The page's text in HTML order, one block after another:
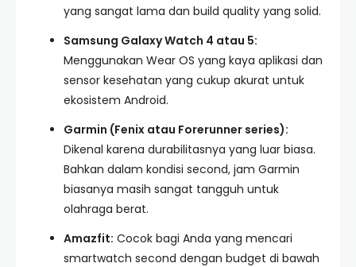
yang sangat lama dan build quality yang solid.
Samsung Galaxy Watch 4 atau 5:
Menggunakan Wear OS yang kaya aplikasi dan
sensor kesehatan yang cukup akurat untuk
ekosistem Android.
Garmin (Fenix atau Forerunner series):
Dikenal karena durabilitasnya yang luar biasa.
Bahkan dalam kondisi second, jam Garmin
biasanya masih sangat tangguh untuk
olahraga berat.
Amazfit: Cocok bagi Anda yang mencari
smartwatch second dengan budget di bawah